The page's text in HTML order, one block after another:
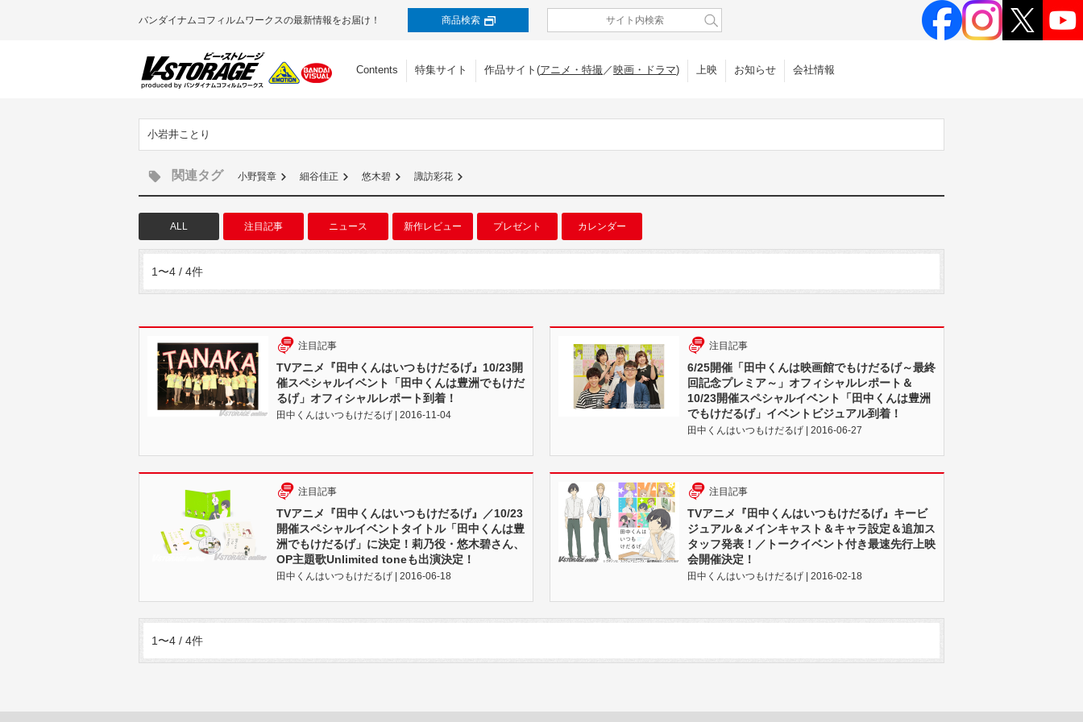
バンダイナムコフィルムワークスの最新情報をお届け！ 商品検索
Contents 特集サイト 作品サイト(アニメ・特撮／映画・ドラマ) 上映 お知らせ 会社情報
小岩井ことり
関連タグ 小野賢章 細谷佳正 悠木碧 諏訪彩花
ALL 注目記事 ニュース 新作レビュー プレゼント カレンダー
1〜4 / 4件
注目記事
TVアニメ『田中くんはいつもけだるげ』10/23開
催スペシャルイベント「田中くんは豊洲でもけだ
るげ」オフィシャルレポート到着！
田中くんはいつもけだるげ | 2016-11-04
注目記事
6/25開催「田中くんは映画館でもけだるげ～最終
回記念プレミア～」オフィシャルレポート＆
10/23開催スペシャルイベント「田中くんは豊洲
でもけだるげ」イベントビジュアル到着！
田中くんはいつもけだるげ | 2016-06-27
注目記事
TVアニメ『田中くんはいつもけだるげ』／10/23
開催スペシャルイベントタイトル「田中くんは豊
洲でもけだるげ」に決定！莉乃役・悠木碧さん、
OP主題歌Unlimited toneも出演決定！
田中くんはいつもけだるげ | 2016-06-18
注目記事
TVアニメ『田中くんはいつもけだるげ』キービ
ジュアル＆メインキャスト＆キャラ設定＆追加ス
タッフ発表！／トークイベント付き最速先行上映
会開催決定！
田中くんはいつもけだるげ | 2016-02-18
1〜4 / 4件